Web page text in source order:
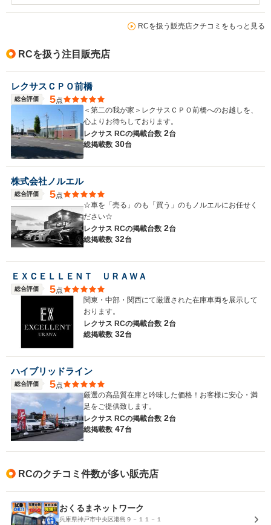
しておきます。 販売店様が売りにしている車両の品質、そこは確かです。
RCを扱う販売店クチコミをもっと見る
RCを扱う注目販売店
レクサスＣＰＯ前橋
総合評価 5点
＜第二の我が家＞レクサスＣＰＯ前橋へのお越しを、
心よりお待ちしております。
レクサス RCの掲載台数 2台
総掲載数 30台
株式会社ノルエル
総合評価 5点
☆車を「売る」のも「買う」のもノルエルにお任せく
ださい☆
レクサス RCの掲載台数 2台
総掲載数 32台
ＥＸＣＥＬＬＥＮＴ ＵＲＡＷＡ
総合評価 5点
関東・中部・関西にて厳選された在庫車両を展示して
おります。
レクサス RCの掲載台数 2台
総掲載数 32台
ハイブリッドライン
総合評価 5点
厳選の高品質在庫と吟味した価格！お客様に安心・満
足をご提供致します。
レクサス RCの掲載台数 2台
総掲載数 47台
RCのクチコミ件数が多い販売店
おくるまネットワーク
兵庫県神戸市中央区港島９－１１－１